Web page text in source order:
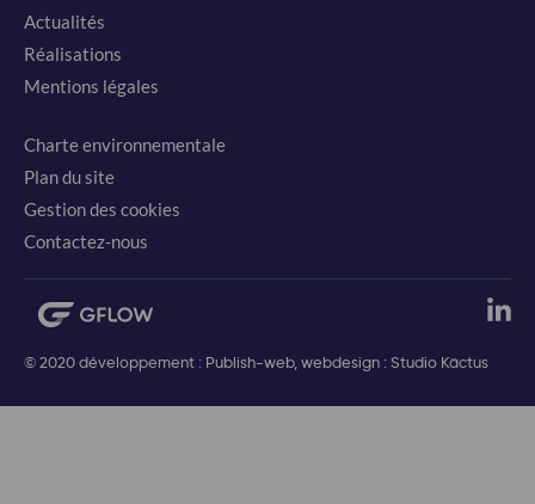
Actualités
Réalisations
Mentions légales
Charte environnementale
Plan du site
Gestion des cookies
Contactez-nous
© 2020 développement : Publish-web, webdesign : Studio Käctus